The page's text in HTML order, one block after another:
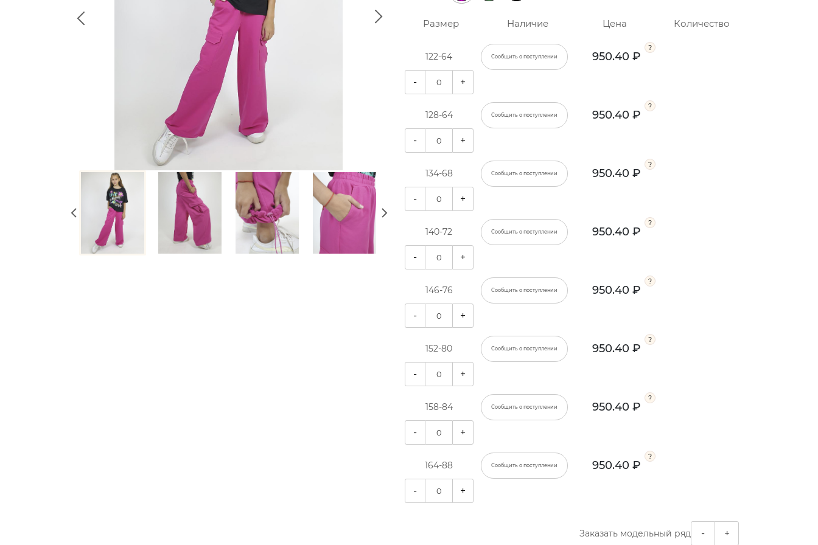
Размер Наличие Цена Количество
122-64 Сообщить о поступлении 950.40 ₽
- +
128-64 Сообщить о поступлении 950.40 ₽
- +
134-68 Сообщить о поступлении 950.40 ₽
- +
140-72 Сообщить о поступлении 950.40 ₽
- +
146-76 Сообщить о поступлении 950.40 ₽
- +
152-80 Сообщить о поступлении 950.40 ₽
- +
158-84 Сообщить о поступлении 950.40 ₽
- +
164-88 Сообщить о поступлении 950.40 ₽
- +
Заказать модельный ряд - +